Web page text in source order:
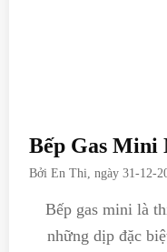
Bếp Gas Mini
BởiEn Thi , ngày31-12-
Bếp gas mini là
những dịp đặc